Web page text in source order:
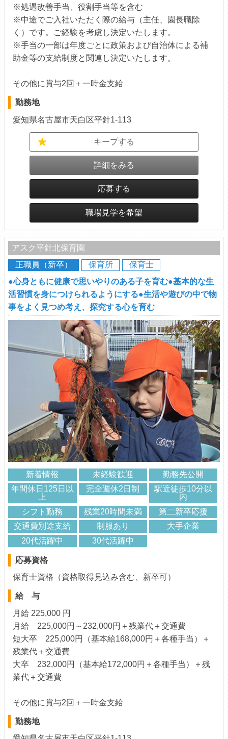
※処遇改善手当、役割手当等を含む
※中途でご入社いただく際の給与（主任、園長職除
く）です。ご経験を考慮し決定いたします。
※手当の一部は年度ごとに政策および自治体による補
助金等の支給制度と関連し決定いたします。
その他に賞与2回＋一時金支給
勤務地
愛知県名古屋市天白区平針1-113
キープする
詳細をみる
応募する
職場見学を希望
アスク平針北保育園
正職員（新卒）
保育所
保育士
●心身ともに健康で思いやりのある子を育む●基本的な生
活習慣を身につけられるようにする●生活や遊びの中で物
事をよく見つめ考え、探究する心を育む
新着情報 未経験歓迎
勤務先公開
年間休日125日以
上
完全週休2日制
駅近徒歩10分以
内
シフト勤務
残業20時間未満
第二新卒応援
交通費別途支給
制服あり
大手企業
20代活躍中
30代活躍中
応募資格
保育士資格（資格取得見込み含む、新卒可）
給 与
月給 225,000 円
月給 225,000円～232,000円＋残業代＋交通費
短大卒 225,000円（基本給168,000円＋各種手当）＋
残業代＋交通費
大卒 232,000円（基本給172,000円＋各種手当）＋残
業代＋交通費
その他に賞与2回＋一時金支給
勤務地